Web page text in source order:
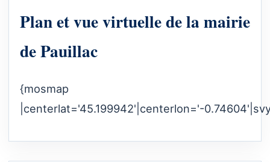
Plan et vue virtuelle de la mairie
de Pauillac
{mosmap
|centerlat='45.199942'|centerlon='-